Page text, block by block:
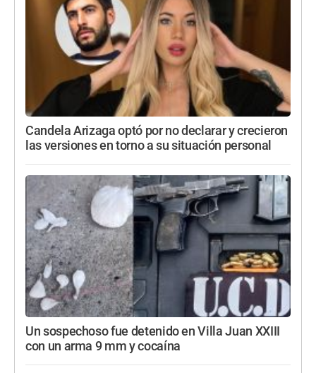
Candela Arizaga optó por no declarar y crecieron
las versiones en torno a su situación personal
Un sospechoso fue detenido en Villa Juan XXIII
con un arma 9 mm y cocaína